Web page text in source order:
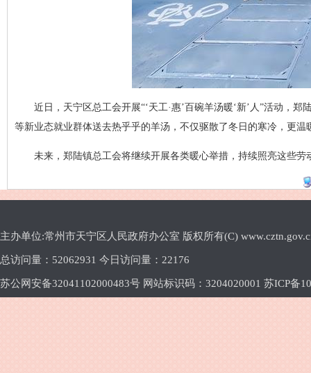
近日，天宁区总工会开展“‘天工·惠’百碗羊汤暖‘新’人”活动，
等新业态就业群体送去热乎乎的羊汤，不仅驱散了冬日的寒冷，更
未来，郑陆镇总工会将继续开展各类暖心举措，持续照亮这些
主办单位:常州市天宁区人民政府办公室 版权所有(C)
总访问量： 52062931 今日访问量： 22176
苏公网安备32041102000483号 网站标识码：3204020001 苏ICP备